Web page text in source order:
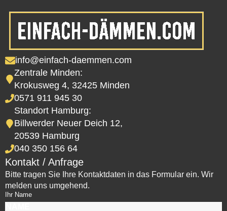
info@einfach-daemmen.com
Zentrale Minden:
Krokusweg 4, 32425 Minden
0571 911 945 30
Standort Hamburg:
Billwerder Neuer Deich 12,
20539 Hamburg
040 350 156 64
Kontakt / Anfrage
Bitte tragen Sie Ihre Kontaktdaten in das Formular ein. Wir
melden uns umgehend.
Ihr Name